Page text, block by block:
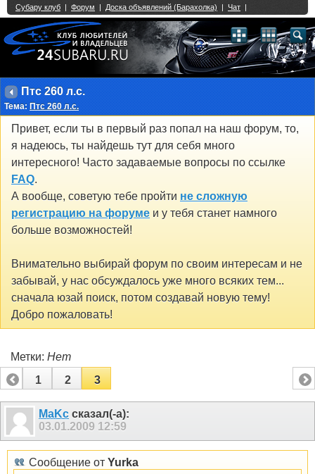
Птс 260 л.с.
Тема: Птс 260 л.с.
Привет, если ты в первый раз попал на наш форум, то,
я надеюсь, ты найдешь тут для себя много
интересного! Часто задаваемые вопросы по ссылке
FAQ.
А вообще, советую тебе пройти не сложную
регистрацию на форуме и у тебя станет намного
больше возможностей!
Внимательно выбирай форум по своим интересам и не
забывай, у нас обсуждалось уже много всяких тем...
сначала юзай поиск, потом создавай новую тему!
Добро пожаловать!
Метки: Нет
1
2 3
MaKc сказал(-а):
03.01.2009 12:59
Сообщение от Yurka
Single Sign On provided byvBSSO
2 3 4 5 6 7 8 9 10 11 12 13 14 15 16 17 18 21 22 23 24 25 26
27 28 29 30 31 32 33 34 35 36 37 38 39 40 41 42 43